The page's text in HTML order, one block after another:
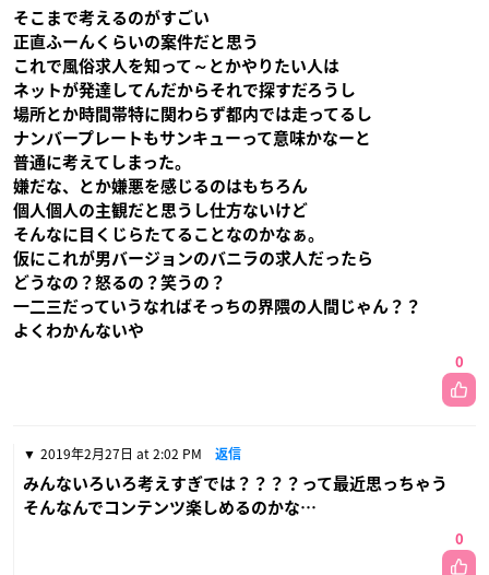
そこまで考えるのがすごい
正直ふーんくらいの案件だと思う
これで風俗求人を知って～とかやりたい人は
ネットが発達してんだからそれで探すだろうし
場所とか時間帯特に関わらず都内では走ってるし
ナンバープレートもサンキューって意味かなーと
普通に考えてしまった。
嫌だな、とか嫌悪を感じるのはもちろん
個人個人の主観だと思うし仕方ないけど
そんなに目くじらたてることなのかなぁ。
仮にこれが男バージョンのバニラの求人だったら
どうなの？怒るの？笑うの？
一二三だっていうなればそっちの界隈の人間じゃん？？
よくわかんないや
0
2019年2月27日 at 2:02 PM 返信
みんないろいろ考えすぎでは？？？？って最近思っちゃう
そんなんでコンテンツ楽しめるのかな…
0